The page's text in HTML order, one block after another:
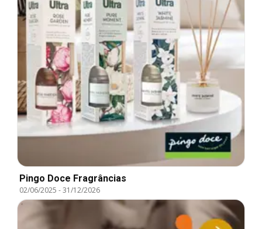
Pingo Doce Fragrâncias
02/06/2025 -31/12/2026